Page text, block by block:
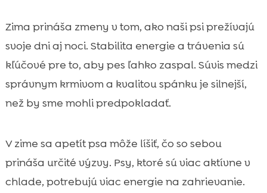
Zima prináša zmeny v tom, ako naši psi prežívajú
svoje dni aj noci. Stabilita energie a trávenia sú
kľúčové pre to, aby pes ľahko zaspal. Súvis medzi
správnym krmivom a kvalitou spánku je silnejší,
než by sme mohli predpokladať.
V zime sa apetít psa môže líšiť, čo so sebou
prináša určité výzvy. Psy, ktoré sú viac aktívne v
chlade, potrebujú viac energie na zahrievanie.